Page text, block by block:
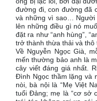
đường đi, con đường đã
và những vì sao… Người
lên những điều gì nó
đặt ra như “anh hùng”,
trở thành thừa thải và thô
Về Nguyễn Ngọc Già,
mến thường bảo anh là
cây viết đáng giá nhất.
Đình Ngọc thầm lặng và
nòi, bà nội là “Mẹ Việt
tuổi Đảng; mẹ là “cơ sở